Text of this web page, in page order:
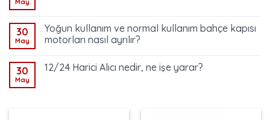
May
30
May
Yoğun kullanım ve normal kullanım bahçe kapısı
motorları nasıl ayrılır?
30
May
12/24 Harici Alıcı nedir, ne işe yarar?